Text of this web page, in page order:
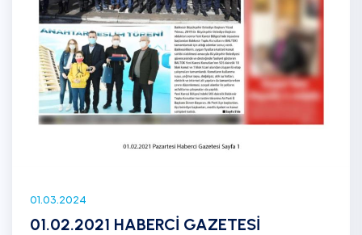
01.03.2024
01.02.2021 HABERCİ GAZETESİ